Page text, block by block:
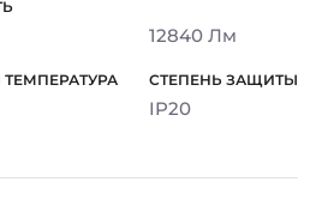
12840 Лм
IP20